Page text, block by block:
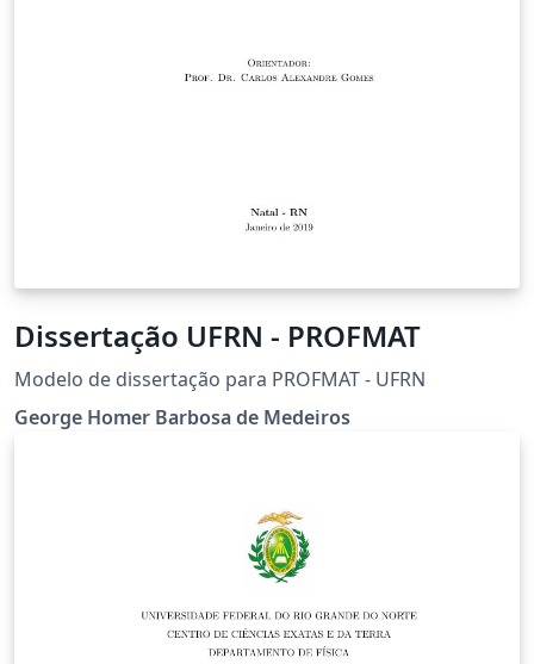
Dissertação UFRN - PROFMAT
Modelo de dissertação para PROFMAT - UFRN
George Homer Barbosa de Medeiros